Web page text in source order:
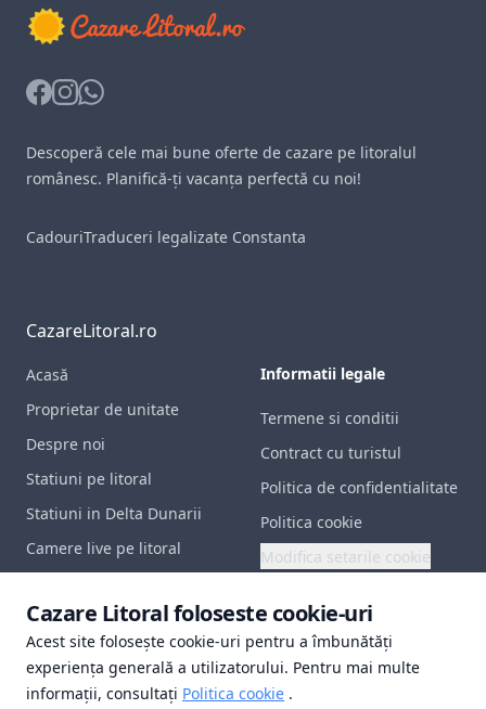
Facebook
Instagram
Whatsapp
Descoperă cele mai bune oferte de cazare pe litoralul
românesc. Planifică-ți vacanța perfectă cu noi!
CadouriTraduceri legalizate Constanta
CazareLitoral.ro
Acasă
Proprietar de unitate
Despre noi
Statiuni pe litoral
Statiuni in Delta Dunarii
Camere live pe litoral
Documente utile
Certificat inregistrare
Polita de asigurare
Informatii legale
Termene si conditii
Contract cu turistul
Politica de confidentialitate
Politica cookie
Modifica setarile cookie
Cazare Litoral foloseste cookie-uri
Acest site folosește cookie-uri pentru a îmbunătăți
experiența generală a utilizatorului. Pentru mai multe
informații, consultați Politica cookie .